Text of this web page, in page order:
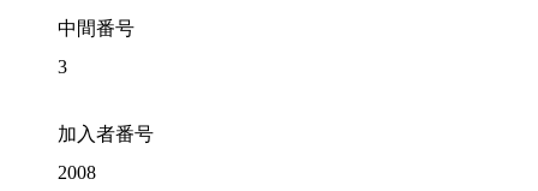
中間番号
3
加入者番号
2008